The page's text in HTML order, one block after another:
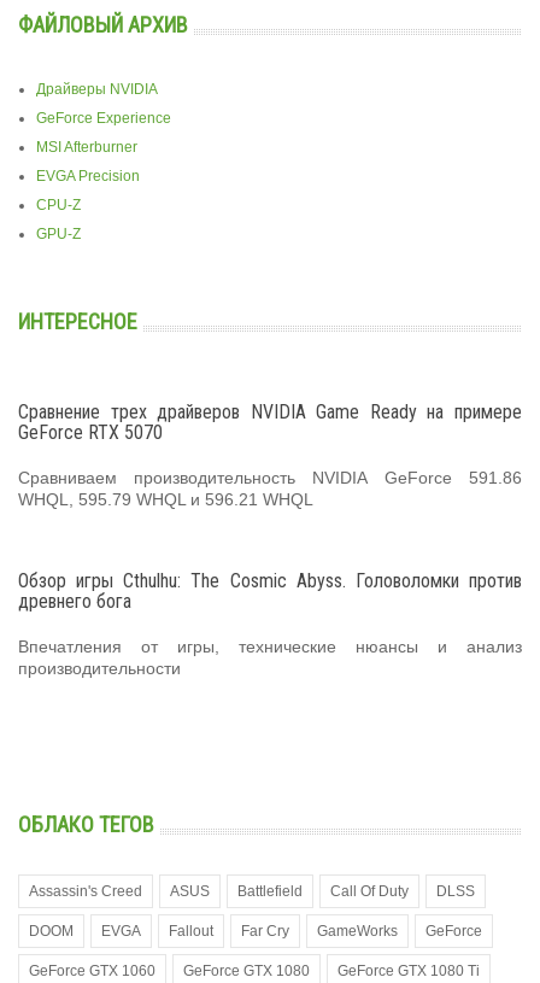
ФАЙЛОВЫЙ АРХИВ
Драйверы NVIDIA
GeForce Experience
MSI Afterburner
EVGA Precision
CPU-Z
GPU-Z
ИНТЕРЕСНОЕ
Сравнение трех драйверов NVIDIA Game Ready на примере
GeForce RTX 5070
Сравниваем производительность NVIDIA GeForce 591.86
WHQL, 595.79 WHQL и 596.21 WHQL
Обзор игры Cthulhu: The Cosmic Abyss. Головоломки против
древнего бога
Впечатления от игры, технические нюансы и анализ
производительности
ОБЛАКО ТЕГОВ
Assassin's Creed ASUS Battlefield Call Of Duty DLSS
DOOM EVGA Fallout Far Cry GameWorks GeForce
GeForce GTX 1060 GeForce GTX 1080 GeForce GTX 1080 Ti